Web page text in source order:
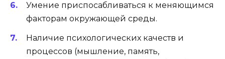
Умение приспосабливаться к меняющимся
факторам окружающей среды.
Наличие психологических качеств и
процессов (мышление, память,